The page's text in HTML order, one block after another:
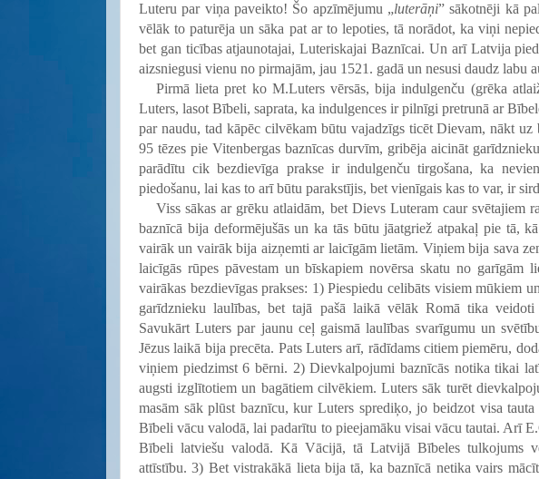
Luteru par viņa paveikto! Šo apzīmējumu „luterāņi” sākotnēji kā
vēlāk to paturēja un sāka pat ar to lepoties, tā norādot, ka viņi
bet gan ticības atjaunotajai, Luteriskajai Baznīcai. Un arī Latvija
aizsniegusi vienu no pirmajām, jau 1521. gadā un nesusi daudz labu
Pirmā lieta pret ko M.Luters vērsās, bija indulgenču (grēka
Luters, lasot Bībeli, saprata, ka indulgences ir pilnīgi pretrunā ar
par naudu, tad kāpēc cilvēkam būtu vajadzīgs ticēt Dievam, nākt
95 tēzes pie Vitenbergas baznīcas durvīm, gribēja aicināt
parādītu cik bezdievīga prakse ir indulgenču tirgošana, ka
piedošanu, lai kas to arī būtu parakstījis, bet vienīgais kas to var, ir
Viss sākas ar grēku atlaidām, bet Dievs Luteram caur svētajiem
baznīcā bija deformējušās un ka tās būtu jāatgriež atpakaļ pie tā,
vairāk un vairāk bija aizņemti ar laicīgām lietām. Viņiem bija sava
laicīgās rūpes pāvestam un bīskapiem novērsa skatu no garīgām
vairākas bezdievīgas prakses: 1) Piespiedu celibāts visiem mūkiem
garīdznieku laulības, bet tajā pašā laikā vēlāk Romā tika
Savukārt Luters par jaunu ceļ gaismā laulības svarīgumu un
Jēzus laikā bija precēta. Pats Luters arī, rādīdams citiem piemēru,
viņiem piedzimst 6 bērni. 2) Dievkalpojumi baznīcās notika tikai
augsti izglītotiem un bagātiem cilvēkiem. Luters sāk turēt
masām sāk plūst baznīcu, kur Luters sprediķo, jo beidzot visa
Bībeli vācu valodā, lai padarītu to pieejamāku visai vācu tautai. Arī
Bībeli latviešu valodā. Kā Vācijā, tā Latvijā Bībeles tulkojums
attīstību. 3) Bet vistrakākā lieta bija tā, ka baznīcā netika vairs